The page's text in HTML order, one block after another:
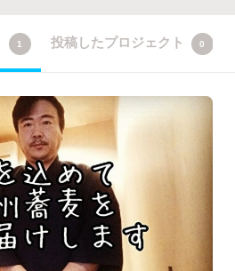
1 投稿したプロジェクト 0